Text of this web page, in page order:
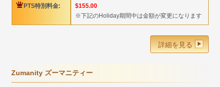
PTS特別料金:
$155.00
※下記のHoliday期間中は金額が変更になります
詳細を見る
Zumanity ズーマニティー